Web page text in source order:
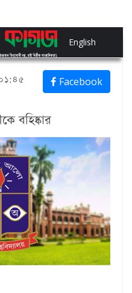
English
Facebook
বহিষ্কার